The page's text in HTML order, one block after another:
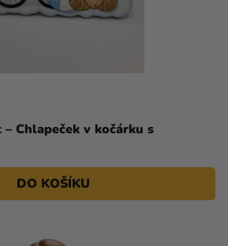
Chlapeček v kočárku s
DO KOŠÍKU